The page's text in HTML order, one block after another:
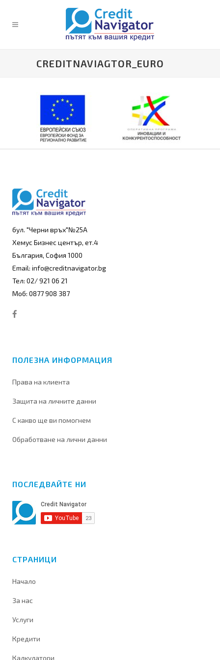
CREDITNAVIAGTOR_EURO
бул. "Черни връх"№25А
Хемус Бизнес център, ет.4
България, София 1000
Email: info@creditnavigator.bg
Тел: 02/ 921 06 21
Моб: 0877 908 387
ПОЛЕЗНА ИНФОРМАЦИЯ
Права на клиента
Защита на личните данни
С какво ще ви помогнем
Обработване на лични данни
ПОСЛЕДВАЙТЕ НИ
СТРАНИЦИ
Начало
За нас
Услуги
Кредити
Калкулатори